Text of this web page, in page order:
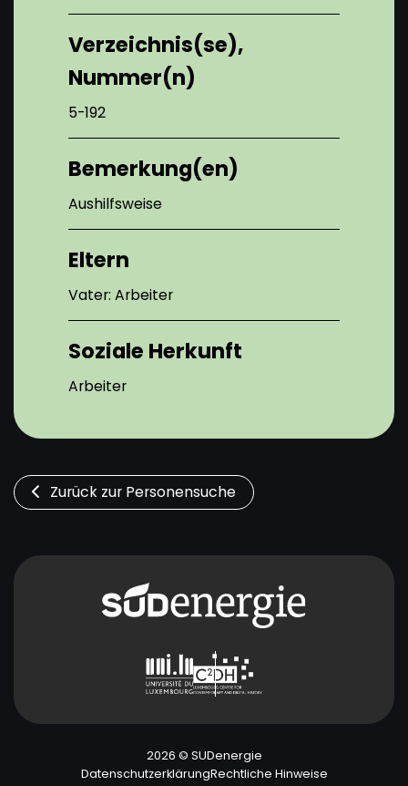
Verzeichnis(se),
Nummer(n)
5-192
Bemerkung(en)
Aushilfsweise
Eltern
Vater: Arbeiter
Soziale Herkunft
Arbeiter
Zurück zur Personensuche
2026 © SUDenergie
DatenschutzerklärungRechtliche Hinweise